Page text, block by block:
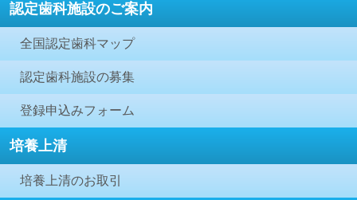
認定歯科施設のご案内
全国認定歯科マップ
認定歯科施設の募集
登録申込みフォーム
培養上清
培養上清のお取引